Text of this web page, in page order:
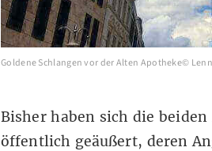
Goldene Schlangen vor der Alten Apotheke©
Bisher haben sich die
öffentlich geäußert, deren